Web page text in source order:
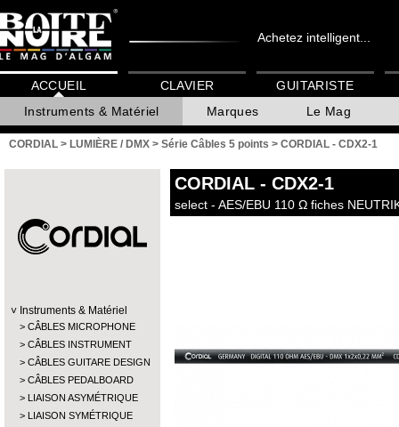
Achetez intelligent...
ACCUEIL
Instruments & Matériel
Marques Le Mag
CLAVIER GUITARISTE
CORDIAL > LUMIÈRE / DMX > Série Câbles 5 points > CORDIAL - CDX2-1
Instruments & Matériel
CÂBLES MICROPHONE
CÂBLES INSTRUMENT
CÂBLES GUITARE DESIGN
CÂBLES PEDALBOARD
LIAISON ASYMÉTRIQUE
LIAISON SYMÉTRIQUE
CORDIAL - CDX2-1
select - AES/EBU 110 Ω fiches